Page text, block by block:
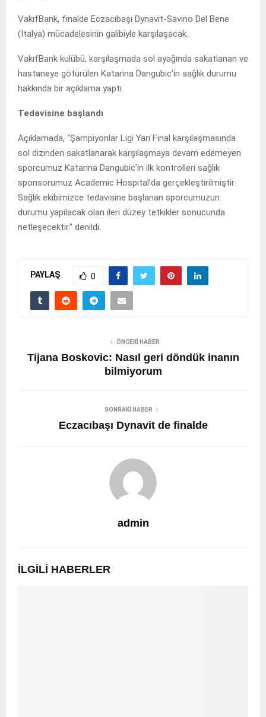
VakıfBank, finalde Eczacıbaşı Dynavit-Savino Del Bene
(İtalya) mücadelesinin galibiyle karşılaşacak.
VakıfBank kulübü, karşılaşmada sol ayağında sakatlanan ve
hastaneye götürülen Katarina Dangubic’in sağlık durumu
hakkında bir açıklama yaptı.
Tedavisine başlandı
Açıklamada, “Şampiyonlar Ligi Yarı Final karşılaşmasında
sol dizinden sakatlanarak karşılaşmaya devam edemeyen
sporcumuz Katarina Dangubic’in ilk kontrolleri sağlık
sponsorumuz Academic Hospital’da gerçekleştirilmiştir.
Sağlık ekibimizce tedavisine başlanan sporcumuzun
durumu yapılacak olan ileri düzey tetkikler sonucunda
netleşecektir.” denildi.
PAYLAŞ 0
ÖNCEKI HABER
Tijana Boskovic: Nasıl geri döndük inanın
bilmiyorum
SONRAKI HABER
Eczacıbaşı Dynavit de finalde
admin
İLGILI HABERLER